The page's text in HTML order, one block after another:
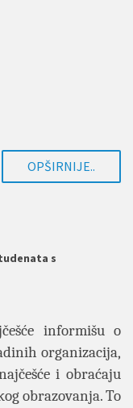
OPŠIRNIJE..
s
informišu o
organizacija,
i obraćaju
obrazovanja. To